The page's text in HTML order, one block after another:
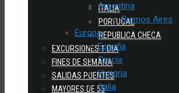
ITALIA
PORTUGAL
REPUBLICA CHECA
EXCURSIONES 1 DIA
FINES DE SEMANA
SALIDAS PUENTES
MAYORES DE 55
Argentina
Buenos Aires
Europa
España
Grecia
Hungria
Italia